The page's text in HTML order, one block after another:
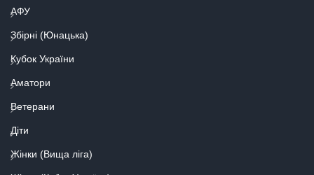
АФУ
Збірні (Юнацька)
Кубок України
Аматори
Ветерани
Діти
Жінки (Вища ліга)